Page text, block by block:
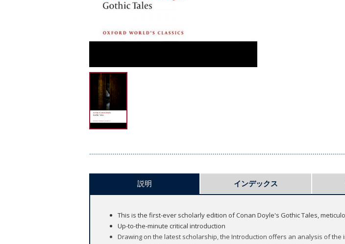
説明 インデックス
This is the first-ever scholarly edition of Conan Doyle's Gothic Tales,
Up-to-the-minute critical introduction
Drawing on the latest scholarship, the Introduction offers an analysis of